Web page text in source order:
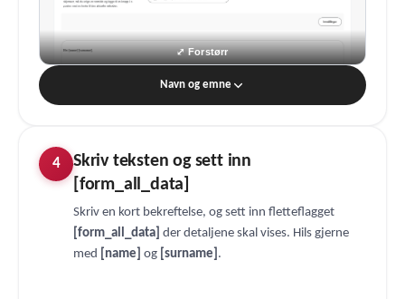
Navn og emne
4
Skriv teksten og sett inn
[form_all_data]
Skriv en kort bekreftelse, og sett inn fletteflagget
[form_all_data] der detaljene skal vises. Hils gjerne
med
[name] og [surname] .